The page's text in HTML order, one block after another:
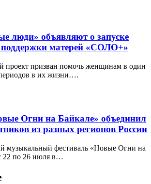
люди» объявляют о запуске
поддержки матерей «СОЛО+»
проект призван помочь женщинам в один
в их жизни….
Огни на Байкале» объединил
из разных регионов России
музыкальный фестиваль «Новые Огни на
22 по 26 июля в…